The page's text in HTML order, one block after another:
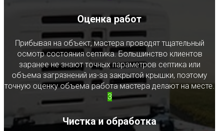
Оценка работ
Прибывая на объект, мастера проводят тщательный
осмотр состояния септика. Большинство клиентов
заранее не знают точных параметров септика или
объема загрязнений из-за закрытой крышки, поэтому
точную оценку объема работа мастера делают на месте.
3
Чистка и обработка